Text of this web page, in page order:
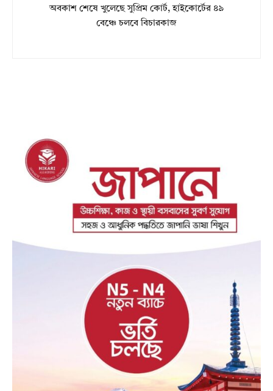
অবকাশ শেষে খুলেছে সুপ্রিম কোর্ট, হাইকোর্টের ৪৯
বেঞ্চে চলবে বিচারকাজ